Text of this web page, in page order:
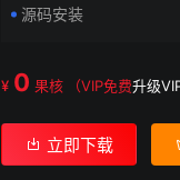
源码安装
¥ 0 果核 （VIP免费升级
立即下载